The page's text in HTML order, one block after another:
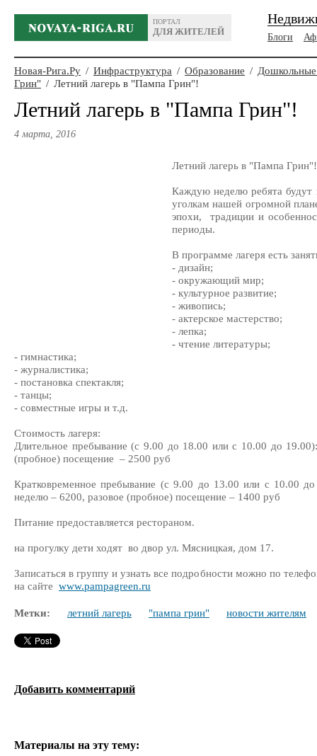
ПОРТАЛ
ДЛЯ ЖИТЕЛЕЙ
Блоги
Новая-Рига.Ру / Инфраструктура / Образование /
Грин" / Летний лагерь в "Пампа Грин"!
Летний лагерь в "Пампа Грин"!
4 марта, 2016
Летний лагерь в "Пампа Грин"!
Каждую неделю ребята будут
уголкам нашей огромной
эпохи, традиции и
периоды.
В программе лагеря есть
- дизайн;
- окружающий мир;
- культурное развитие;
- живопись;
- актерское мастерство;
- лепка;
- чтение литературы;
- гимнастика;
- журналистика;
- постановка спектакля;
- танцы;
- совместные игры и т.д.
Стоимость лагеря:
Длительное пребывание (с 9.00 до 18.00 или с 10.00 до
(пробное) посещение – 2500 руб
Кратковременное пребывание (с 9.00 до 13.00 или с 10.00
неделю – 6200, разовое (пробное) посещение – 1400 руб
Питание предоставляется рестораном.
на прогулку дети ходят во двор ул. Мясницкая, дом 17.
Записаться в группу и узнать все подробности можно по
на сайте www.pampagreen.ru
Метки: летний лагерь "пампа грин" новости жителям
Добавить комментарий
Материалы на эту тему: